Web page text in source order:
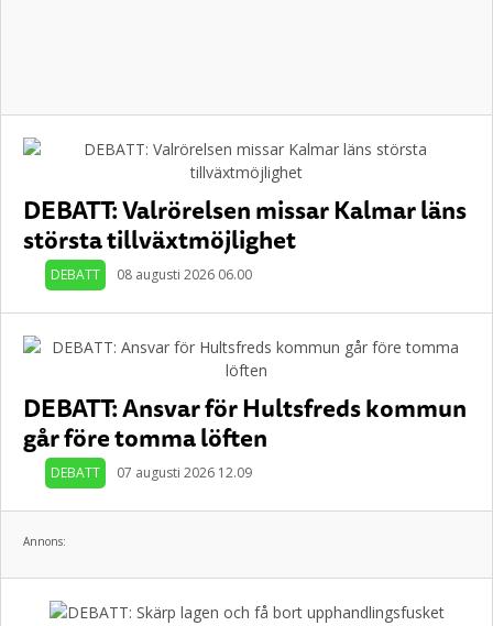
DEBATT: Valrörelsen missar Kalmar läns
största tillväxtmöjlighet
DEBATT 08 augusti 2026 06.00
DEBATT: Ansvar för Hultsfreds kommun
går före tomma löften
DEBATT 07 augusti 2026 12.09
Annons: